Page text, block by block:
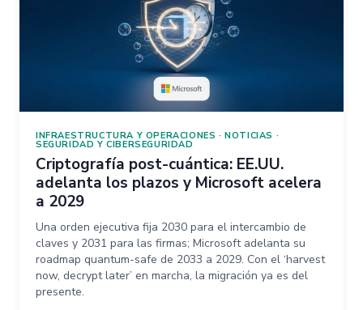
INFRAESTRUCTURA Y OPERACIONES ·NOTICIAS ·
SEGURIDAD Y CIBERSEGURIDAD
Criptografía post-cuántica: EE.UU.
adelanta los plazos y Microsoft acelera
a 2029
Una orden ejecutiva fija 2030 para el intercambio de
claves y 2031 para las firmas; Microsoft adelanta su
roadmap quantum-safe de 2033 a 2029. Con el ‘harvest
now, decrypt later’ en marcha, la migración ya es del
presente.